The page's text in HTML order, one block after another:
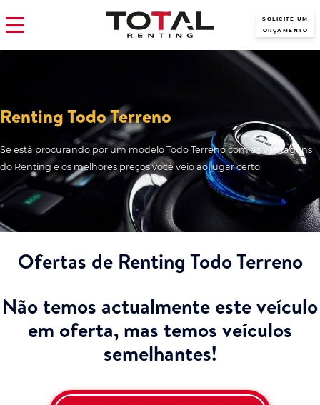
SOLICITE UM
ORÇAMENTO
Renting Todo Terreno
Se está procurando por um modelo Todo Terreno com as vantagens
do Renting e os melhores preços você veio ao lugar certo.
Ofertas de Renting Todo Terreno
Não temos actualmente este veículo
em oferta, mas temos veículos
semelhantes!